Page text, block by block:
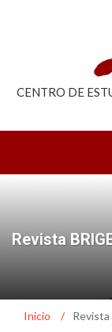
CENTRO DE
Revista
Inicio /